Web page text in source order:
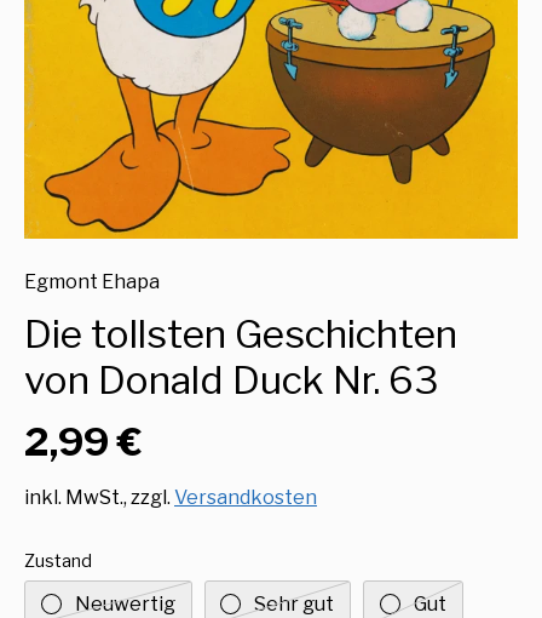
Egmont Ehapa
Die tollsten Geschichten
von Donald Duck Nr. 63
2,99 €
inkl. MwSt., zzgl. Versandkosten
Zustand
Neuwertig Sehr gut Gut